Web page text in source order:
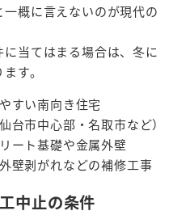
一概に言えないのが現代の
当てはまる場合は、冬に
す。
すい南向き住宅
台市中心部・名取市など）
ート基礎や金属外壁
壁剥がれなどの補修工事
中止の条件